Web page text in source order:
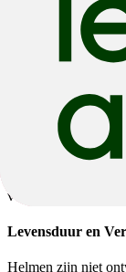
verwijderbare
de instructies van
goed uit maar
Goede opslag is
een koele, droge
het materiaal
brengen.
vervoert.
Levensduur en
Helmen zijn niet